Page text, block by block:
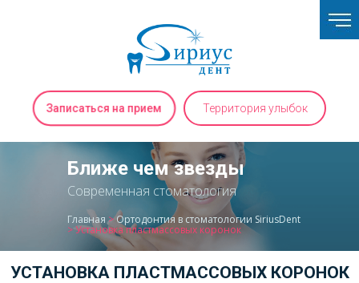
Записаться на прием Территория улыбок
Ближе чем звезды
Современная стоматология
Главная >Ортодонтия в стоматологии SiriusDent
>Установка пластмассовых коронок
УСТАНОВКА ПЛАСТМАССОВЫХ КОРОНОК